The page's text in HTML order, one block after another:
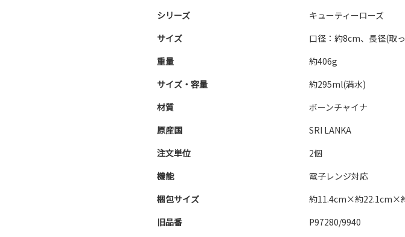
シリーズ
キューティーローズ
サイズ
口径：約8cm、長径(取
重量
約406g
サイズ・容量
約295ml(満水)
材質
ボーンチャイナ
原産国
SRI LANKA
注文単位
2個
機能
電子レンジ対応
梱包サイズ
約11.4cm×約22.1cm×
旧品番
P97280/9940